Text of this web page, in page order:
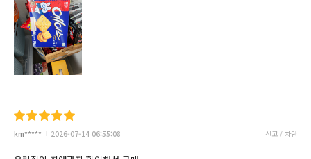
km***** 2026-07-14 06:55:08 신고 / 차단